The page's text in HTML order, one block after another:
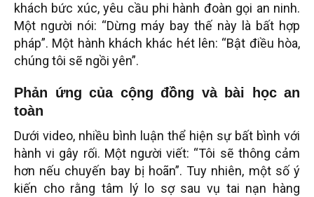
khách bức xúc, yêu cầu phi hành đoàn gọi an ninh.
Một người nói: “Dừng máy bay thế này là bất hợp
pháp”. Một hành khách khác hét lên: “Bật điều hòa,
chúng tôi sẽ ngồi yên”.
Phản ứng của cộng đồng và bài học an
toàn
Dưới video, nhiều bình luận thể hiện sự bất bình với
hành vi gây rối. Một người viết: “Tôi sẽ thông cảm
hơn nếu chuyến bay bị hoãn”. Tuy nhiên, một số ý
kiến cho rằng tâm lý lo sợ sau vụ tai nạn hàng